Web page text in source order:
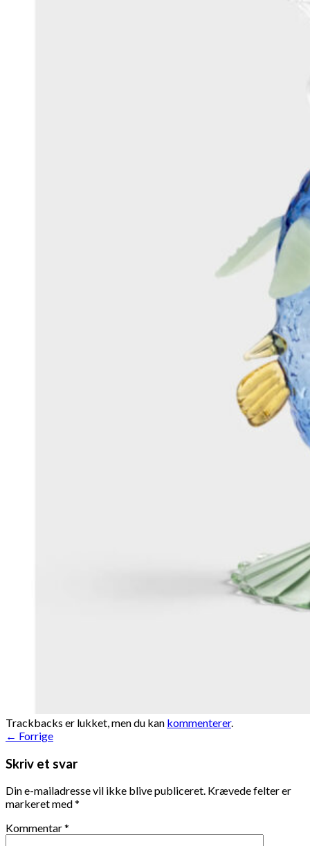
Trackbacks er lukket, men du kan kommenterer.
← Forrige
Skriv et svar
Din e-mailadresse vil ikke blive publiceret. Krævede felter er
markeret med*
Kommentar*